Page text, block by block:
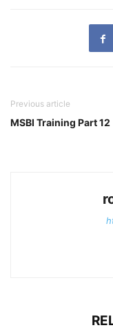
Previous article
MSBI Training Part 12